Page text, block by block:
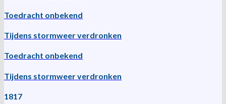
Toedracht onbekend
Tijdens stormweer verdronken
Toedracht onbekend
Tijdens stormweer verdronken
1817